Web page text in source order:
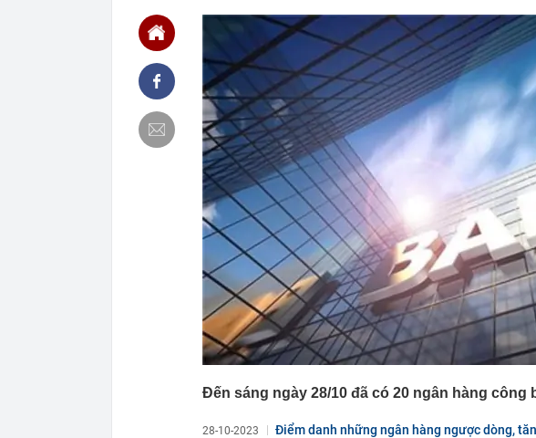
38 lần táo: Phụ nữ ăn đều sẽ tốt cho
Cậu bé hồi nhỏ đen nhẻm chụp ảnh
“ngôi sao”, cứ hô tên là cả nước mong
21:06
Tịch thu hơn 12,5 kg vàng trị giá gần
xe khách Trung Quốc
21:05
Su-57 ẩn chứa bất ngờ lớn: Nhược
vãng
20:52
Cô gái vô danh nổi tiếng sau một đêm
20:46
Nhà nước quyết định giá đất, bất động
20:45
Một 'vua pin' tuyên bố sẽ xây 10.000
2028, phục vụ 1 triệu xe mỗi ngày chỉ
20:45
Tờ báo năm 1997 bỗng gây sốt MXH
xinh: Ngoài đời cô gái này giờ đã là
20:44
Bắt Lê Quang Trọng SN 2000 và 29
tang vật thu giữ đặc biệt lớn
Đến sáng ngày 28/10 đã có 20 ngân hàng công
28-10-2023 Điểm danh những ngân hàng ngược dòng,